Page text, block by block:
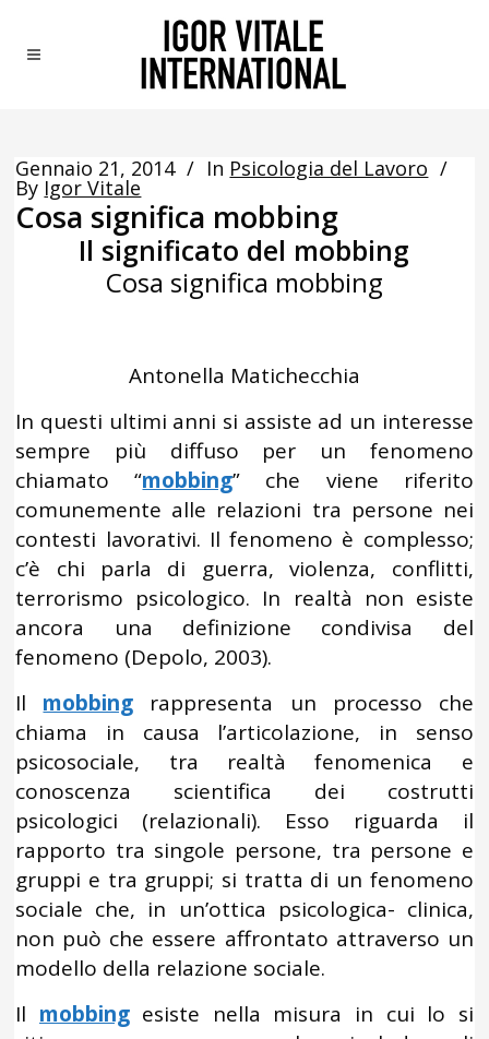
Gennaio 21, 2014 In Psicologia del Lavoro
By Igor Vitale
Cosa significa mobbing
Il significato del mobbing
Cosa significa mobbing
Antonella Matichecchia
In questi ultimi anni si assiste ad un interesse
sempre più diffuso per un fenomeno
chiamato “mobbing” che viene riferito
comunemente alle relazioni tra persone nei
contesti lavorativi. Il fenomeno è complesso;
c’è chi parla di guerra, violenza, conflitti,
terrorismo psicologico. In realtà non esiste
ancora una definizione condivisa del
fenomeno (Depolo, 2003).
Il mobbing rappresenta un processo che
chiama in causa l’articolazione, in senso
psicosociale, tra realtà fenomenica e
conoscenza scientifica dei costrutti
psicologici (relazionali). Esso riguarda il
rapporto tra singole persone, tra persone e
gruppi e tra gruppi; si tratta di un fenomeno
sociale che, in un’ottica psicologica- clinica,
non può che essere affrontato attraverso un
modello della relazione sociale.
Il mobbingesiste nella misura in cui lo si